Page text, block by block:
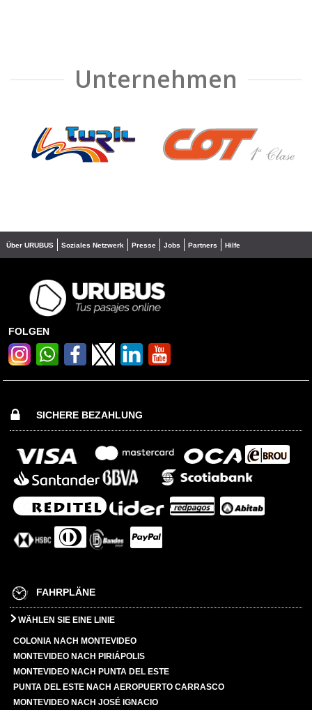
Unternehmen
❮ ❯
Über URUBUS Soziales Netzwerk Presse Jobs Partners Hilfe
FOLGEN
SICHERE BEZAHLUNG
FAHRPLÄNE
WÄHLEN SIE EINE LINIE
COLONIA NACH MONTEVIDEO
MONTEVIDEO NACH PIRIÁPOLIS
MONTEVIDEO NACH PUNTA DEL ESTE
PUNTA DEL ESTE NACH AEROPUERTO CARRASCO
MONTEVIDEO NACH JOSÉ IGNACIO